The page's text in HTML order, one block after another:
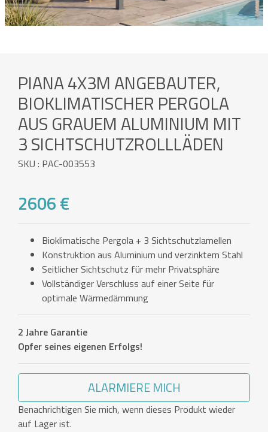
PIANA 4X3M ANGEBAUTER,
BIOKLIMATISCHER PERGOLA
AUS GRAUEM ALUMINIUM MIT
3 SICHTSCHUTZROLLLÄDEN
SKU : PAC-003553
2606 €
Bioklimatische Pergola + 3 Sichtschutzlamellen
Konstruktion aus Aluminium und verzinktem Stahl
Seitlicher Sichtschutz für mehr Privatsphäre
Vollständiger Verschluss auf einer Seite für
optimale Wärmedämmung
2 Jahre Garantie
Opfer seines eigenen Erfolgs!
ALARMIERE MICH
Benachrichtigen Sie mich, wenn dieses Produkt wieder
auf Lager ist.